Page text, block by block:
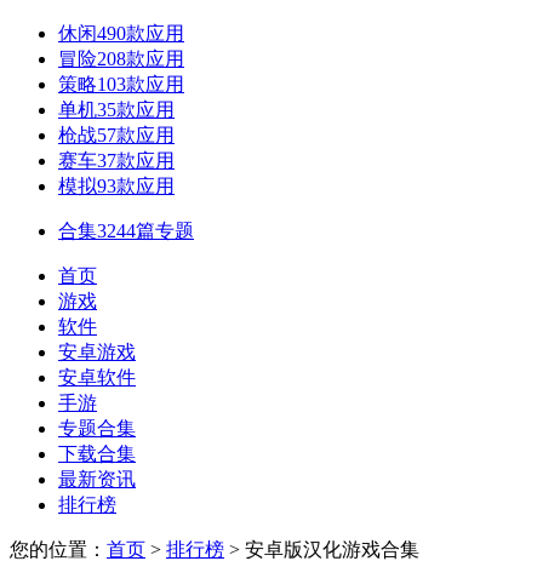
休闲490款应用
冒险208款应用
策略103款应用
单机35款应用
枪战57款应用
赛车37款应用
模拟93款应用
合集3244篇专题
首页
游戏
软件
安卓游戏
安卓软件
手游
专题合集
下载合集
最新资讯
排行榜
您的位置： 首页 > 排行榜 > 安卓版汉化游戏合集